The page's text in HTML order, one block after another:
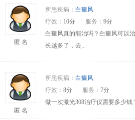
匿 名
所患疾病： 白癜风
疗效： 10分 服务： 9分
白癜风真的能治吗？白癜风可以
长越多了，去...
匿 名
所患疾病： 白癜风
疗效： 8分 服务： 7分
做一次激光308治疗仪需要多少